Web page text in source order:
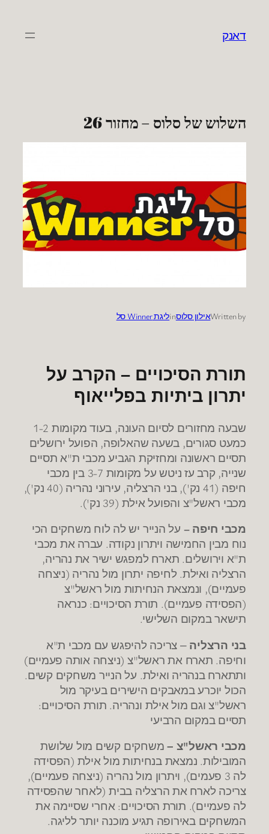
דאנק
השלוש של סלוס – מחזור 26
Written byאילון סלוסinליגת Winner סל
תורת הסיכויים – הקרב על
יתרון ביתיות בפלייאוף
שבעה מחזורים לסיום העונה, בעוד מקומות 1-2
כמעט סגורים, בשעה שהאלופה, הפועל ירושלים
תסיים ראשונה ומחזיקת הגביע מכבי ת"א תסיים
שנייה, קרב עז ניטש על מקומות 3-7 בין מכבי
חיפה (41 נק'),בני הרצליה, עירוני נהריה (40 נק'),
מכבי ראשל"צ והפועל אילת (39 נק').
מכבי חיפה – על הנייר יש לה לוח משחקים הכי
נוח מבין החמישה ויתרון נקודה. עברה את מכבי
ת"א וירושלים. תארח למפגש ישיר את נהריה,
הרצליה ואילת. לחיפה יתרון מול נהריה (ניצחה
פעמיים), ונמצאת הנחיתות מול ראשל"צ
(הפסידה פעמיים). תורת הסיכויים: כנראה
תישאר במקום השלישי.
בני הרצליה – צריכה להיפגש עם מכבי ת"א
וחיפה. תארח את ראשל"צ (ניצחה אותה פעמיים)
ותתארח בנהריה ואילת. על הנייר משחקים קשים.
הכול יוכרע במאבקים הישירים בעיקר מול
ראשל"צ וגם מול אילת ונהריה. תורת הסיכויים:
תסיים במקום הרביעי
מכבי ראשל"צ –משחקים קשים מול שלושת
המובילות. נמצאת בנחיתות מול אילת (הפסידה
לה 3 פעמים), ויתרון מול נהריה (ניצחה פעמיים),
צריכה לארח את הרצליה בבית (לאחר שהפסידה
לה פעמיים). תורת הסיכויים:אחרי שסיימה את
המשחקים באירופה תגיע מוכנה יותר לליגה.